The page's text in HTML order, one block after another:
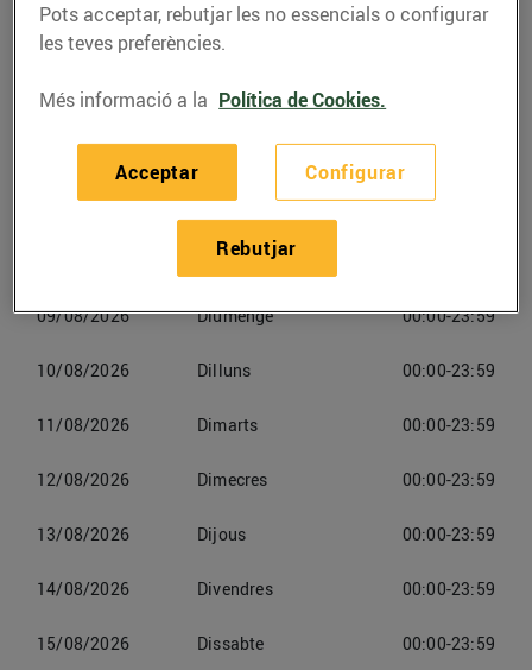
977749410
Horaris Esclatoil Móra La Nova
Dissabte
09/08/2026 Diumenge 00:00-23:59
10/08/2026 Dilluns 00:00-23:59
11/08/2026 Dimarts 00:00-23:59
12/08/2026 Dimecres 00:00-23:59
13/08/2026 Dijous 00:00-23:59
14/08/2026 Divendres 00:00-23:59
15/08/2026 Dissabte 00:00-23:59
Pots acceptar, rebutjar les no essencials o configurar
les teves preferències.
Més informació a la Política de Cookies.
Configurar
Rebutjar
Acceptar